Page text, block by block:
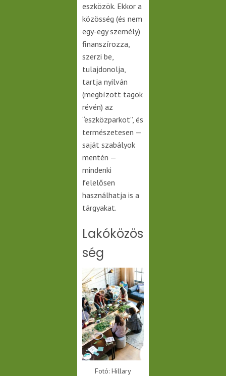
eszközök. Ekkor a
közösség (és nem
egy-egy személy)
finanszírozza,
szerzi be,
tulajdonolja,
tartja nyilván
(megbízott tagok
révén) az
“eszközparkot”, és
természetesen —
saját szabályok
mentén —
mindenki
felelősen
használhatja is a
tárgyakat.
Lakóközös
ség
Fotó: Hillary